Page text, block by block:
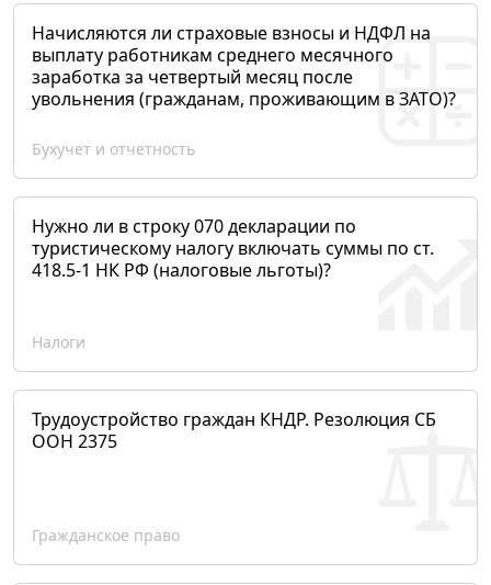
Начисляются ли страховые взносы и НДФЛ на
выплату работникам среднего месячного
заработка за четвертый месяц после
увольнения (гражданам, проживающим в ЗАТО)?
Бухучет и отчетность
Нужно ли в строку 070 декларации по
туристическому налогу включать суммы по ст.
418.5-1 НК РФ (налоговые льготы)?
Налоги
Трудоустройство граждан КНДР. Резолюция СБ
ООН 2375
Гражданское право